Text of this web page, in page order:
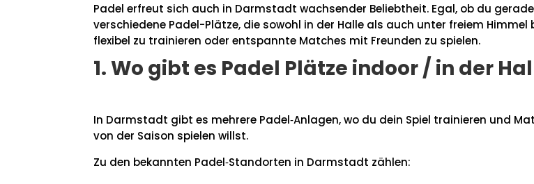
Padel erfreut sich auch in Darmstadt wachsender Beliebtheit. Egal, ob du
verschiedene Padel-Plätze, die sowohl in der Halle als auch unter freiem
flexibel zu trainieren oder entspannte Matches mit Freunden zu spielen.
1. Wo gibt es Padel Plätze indoor / in der
In Darmstadt gibt es mehrere Padel‑Anlagen, wo du dein Spiel trainieren und
von der Saison spielen willst.
Zu den bekannten Padel‑Standorten in Darmstadt zählen: